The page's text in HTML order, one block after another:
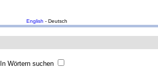
English - Deutsch
In Wörtern suchen